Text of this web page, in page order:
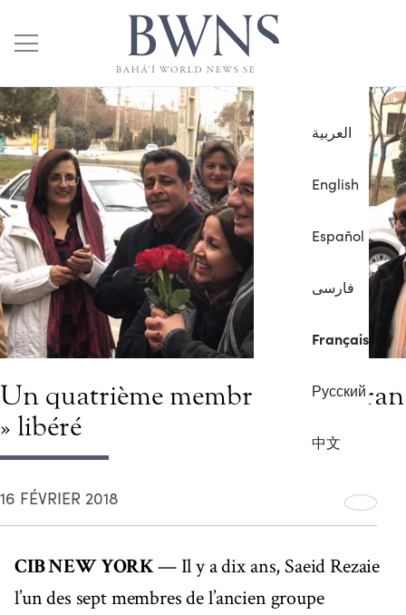
العربية
English
Español
فارسی
Français
Русский
中文
Un quatrième membre des « Yaran
» libéré
16 FÉVRIER 2018
CIB NEW YORK— Il y a dix ans, Saeid Rezaie
l’un des sept membres de l’ancien groupe